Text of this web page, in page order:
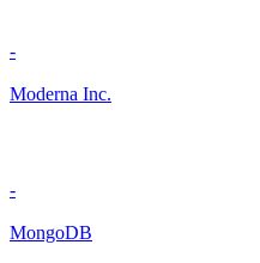
-
Moderna Inc.
-
MongoDB